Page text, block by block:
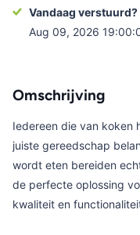
Vandaag verstuurd?
Aug 09, 2026
Omschrijving
Iedereen die van koken
juiste gereedschap
wordt eten bereiden
de perfecte oplossing
kwaliteit en